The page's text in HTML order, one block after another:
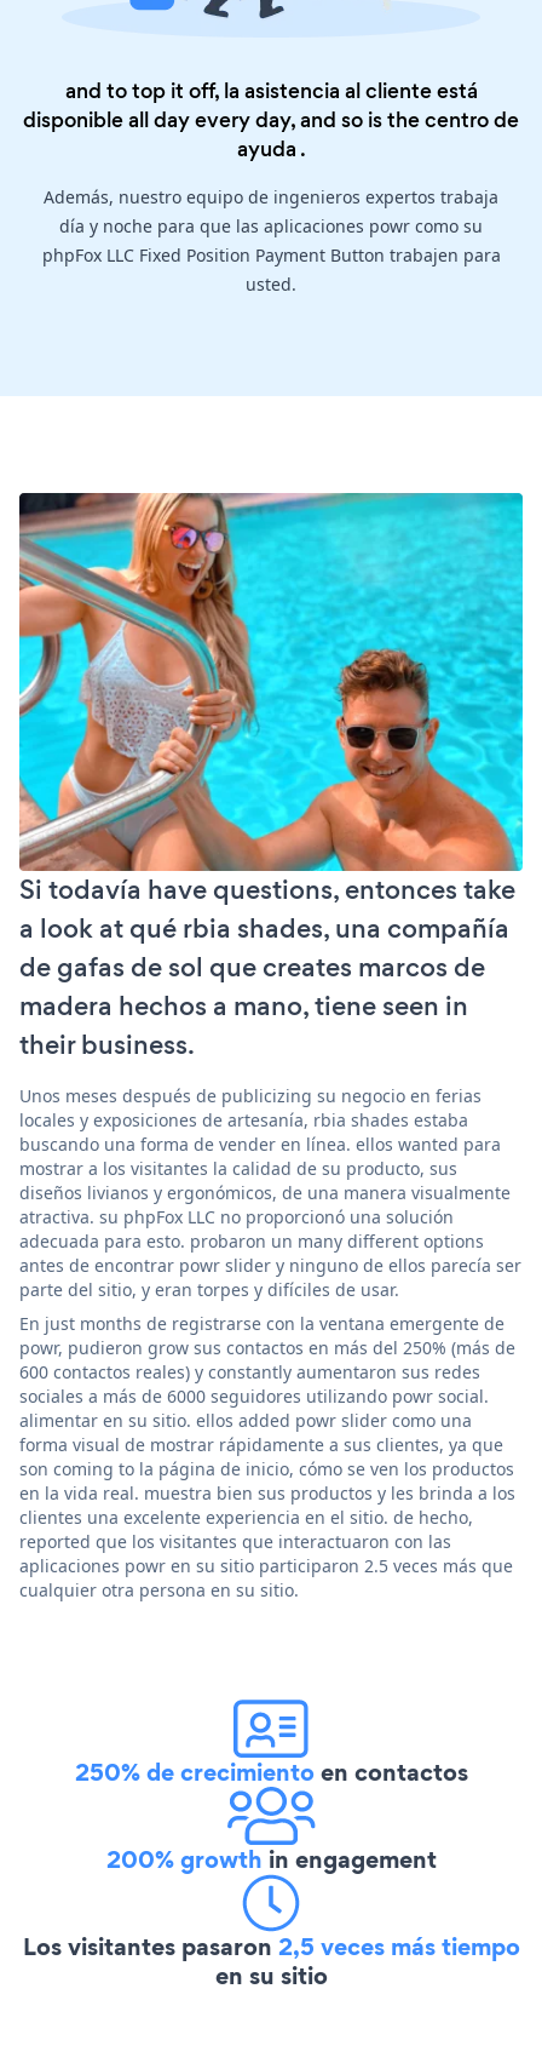
and to top it off, la asistencia al cliente está
disponible all day every day, and so is thecentro de
ayuda .
Además, nuestro equipo de ingenieros expertos trabaja
día y noche para que las aplicaciones powr como su
phpFox LLC Fixed Position Payment Button trabajen para
usted.
Si todavía have questions, entonces take
a look at qué rbia shades, una compañía
de gafas de sol que creates marcos de
madera hechos a mano, tiene seen in
their business.
Unos meses después de publicizing su negocio en ferias
locales y exposiciones de artesanía, rbia shades estaba
buscando una forma de vender en línea. ellos wanted para
mostrar a los visitantes la calidad de su producto, sus
diseños livianos y ergonómicos, de una manera visualmente
atractiva. su phpFox LLC no proporcionó una solución
adecuada para esto. probaron un many different options
antes de encontrar powr slider y ninguno de ellos parecía ser
parte del sitio, y eran torpes y difíciles de usar.
En just months de registrarse con la ventana emergente de
powr, pudieron grow sus contactos en más del 250% (más de
600 contactos reales) y constantly aumentaron sus redes
sociales a más de 6000 seguidores utilizando powr social.
alimentar en su sitio. ellos added powr slider como una
forma visual de mostrar rápidamente a sus clientes, ya que
son coming to la página de inicio, cómo se ven los productos
en la vida real. muestra bien sus productos y les brinda a los
clientes una excelente experiencia en el sitio. de hecho,
reported que los visitantes que interactuaron con las
aplicaciones powr en su sitio participaron 2.5 veces más que
cualquier otra persona en su sitio.
250% de crecimientoen contactos
200% growth in engagement
Los visitantes pasaron 2,5 veces más tiempo
en su sitio